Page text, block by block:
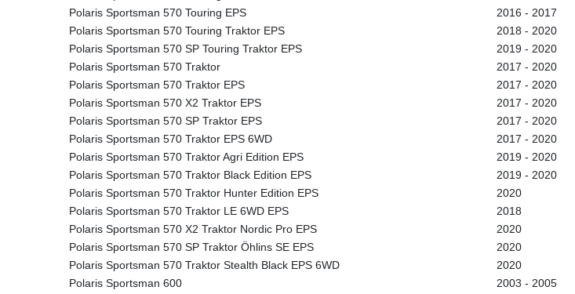
Polaris Sportsman 570 Touring EPS
2016 - 2017
Polaris Sportsman 570 Touring Traktor EPS
2018 - 2020
Polaris Sportsman 570 SP Touring Traktor EPS
2019 - 2020
Polaris Sportsman 570 Traktor
2017 - 2020
Polaris Sportsman 570 Traktor EPS
2017 - 2020
Polaris Sportsman 570 X2 Traktor EPS
2017 - 2020
Polaris Sportsman 570 SP Traktor EPS
2017 - 2020
Polaris Sportsman 570 Traktor EPS 6WD
2017 - 2020
Polaris Sportsman 570 Traktor Agri Edition EPS
2019 - 2020
Polaris Sportsman 570 Traktor Black Edition EPS
2019 - 2020
Polaris Sportsman 570 Traktor Hunter Edition EPS
2020
Polaris Sportsman 570 Traktor LE 6WD EPS
2018
Polaris Sportsman 570 X2 Traktor Nordic Pro EPS
2020
Polaris Sportsman 570 SP Traktor Öhlins SE EPS
2020
Polaris Sportsman 570 Traktor Stealth Black EPS 6WD
2020
Polaris Sportsman 600
2003 - 2005